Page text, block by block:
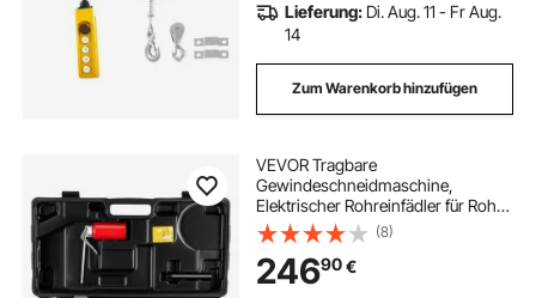
Lieferung: Di. Aug. 11 - Fr Aug.
14
Zum Warenkorb hinzufügen
VEVOR Tragbare
Gewindeschneidmaschine,
Elektrischer Rohreinfädler für Rohre
mit Tragetasche, 6 Matrizen, 2300
W 220 V Elektro-
Gewindeschneidmaschine(EU
PLUG 220V)
(8)
24690€